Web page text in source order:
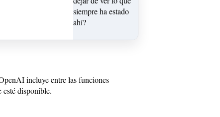
incluye entre las funciones
esté disponible.